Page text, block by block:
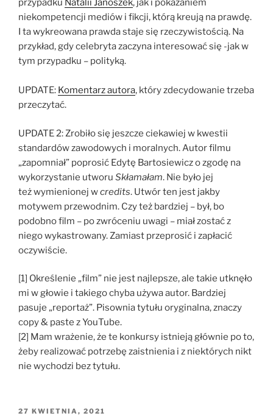
przypadku Natalii Janoszek, jak i pokazaniem
niekompetencji mediów i fikcji, którą kreują na prawdę.
I ta wykreowana prawda staje się rzeczywistością. Na
przykład, gdy celebryta zaczyna interesować się -jak w
tym przypadku – polityką.
UPDATE: Komentarz autora, który zdecydowanie trzeba
przeczytać.
UPDATE 2: Zrobiło się jeszcze ciekawiej w kwestii
standardów zawodowych i moralnych. Autor filmu
„zapomniał” poprosić Edytę Bartosiewicz o zgodę na
wykorzystanie utworu Skłamałam. Nie było jej
też wymienionej wcredits. Utwór ten jest jakby
motywem przewodnim. Czy też bardziej – był, bo
podobno film – po zwróceniu uwagi – miał zostać z
niego wykastrowany. Zamiast przeprosić i zapłacić
oczywiście.
[1] Określenie „film” nie jest najlepsze, ale takie utknęło
mi w głowie i takiego chyba używa autor. Bardziej
pasuje „reportaż”. Pisownia tytułu oryginalna, znaczy
copy & paste z YouTube.
[2] Mam wrażenie, że te konkursy istnieją głównie po to,
żeby realizować potrzebę zaistnienia i z niektórych nikt
nie wychodzi bez tytułu.
OPUBLIKOWANE
27 KWIETNIA, 2021